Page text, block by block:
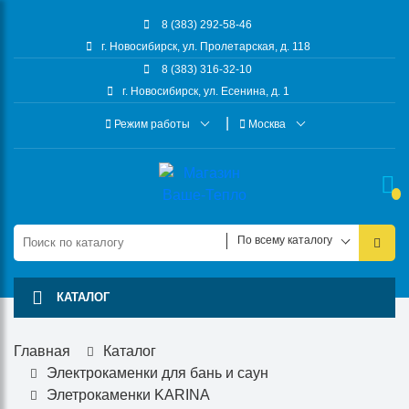
8 (383) 292-58-46
г. Новосибирск, ул. Пролетарская, д. 118
8 (383) 316-32-10
г. Новосибирск, ул. Есенина, д. 1
Режим работы Москва
По всему каталогу
КАТАЛОГ
Главная
Каталог
Электрокаменки для бань и саун
Элетрокаменки KARINA